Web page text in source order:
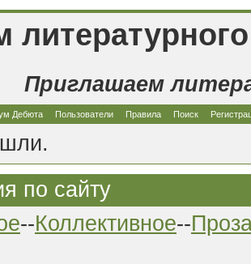
Приглашаем
Дебюта Пользователи Правила Поиск
по сайту
--Коллективное--